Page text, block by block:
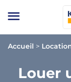
Accueil >
Louer